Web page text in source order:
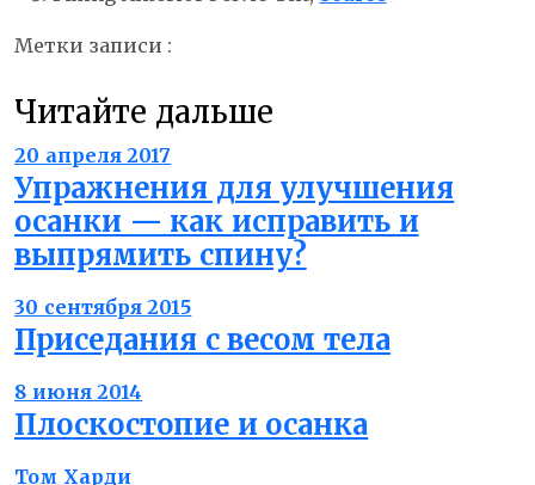
Метки записи :
Читайте дальше
20 апреля 2017
Упражнения для улучшения
осанки — как исправить и
выпрямить спину?
30 сентября 2015
Приседания с весом тела
8 июня 2014
Плоскостопие и осанка
Previous
Том Харди